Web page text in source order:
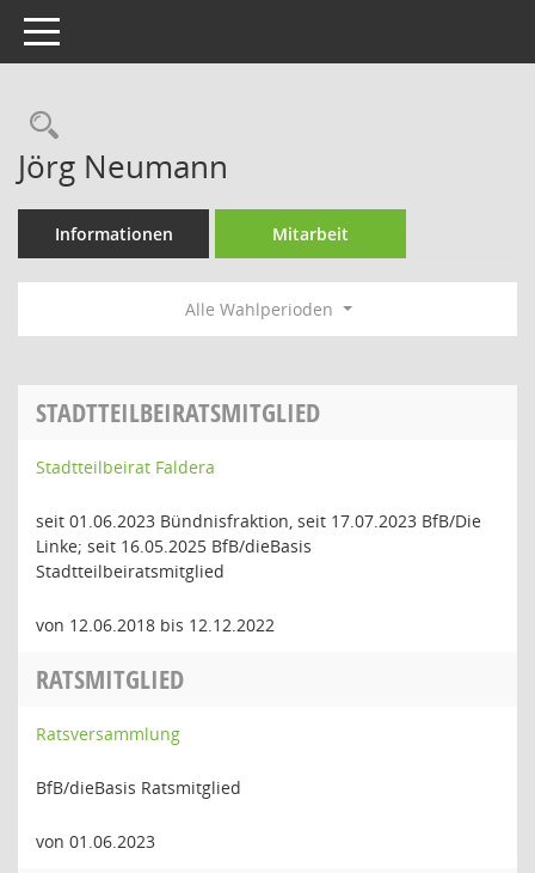
Toggle navigation
Rechercheauswahl
Jörg Neumann
Informationen Mitarbeit
Alle Wahlperioden
STADTTEILBEIRATSMITGLIED
Stadtteilbeirat Faldera
seit 01.06.2023 Bündnisfraktion, seit 17.07.2023 BfB/Die
Linke; seit 16.05.2025 BfB/dieBasis
Stadtteilbeiratsmitglied
von 12.06.2018 bis 12.12.2022
RATSMITGLIED
Ratsversammlung
BfB/dieBasis Ratsmitglied
von 01.06.2023